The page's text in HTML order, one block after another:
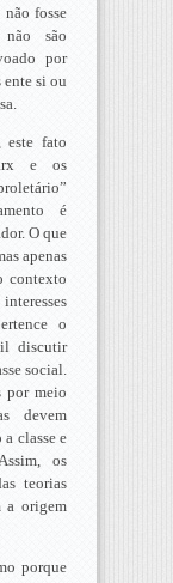
fosse
não são
por
si ou
este fato
e os
é
O que
apenas
contexto
o
discutir
social.
por meio
devem
a classe e
os
teorias
a origem
porque